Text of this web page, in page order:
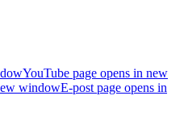
YouTube page opens in new
windowE-post page opens in